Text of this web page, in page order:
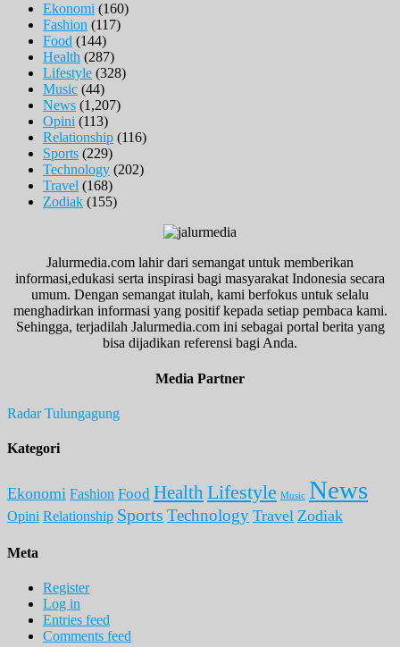
Ekonomi (160)
Fashion (117)
Food (144)
Health (287)
Lifestyle (328)
Music (44)
News (1,207)
Opini (113)
Relationship (116)
Sports (229)
Technology (202)
Travel (168)
Zodiak (155)
Jalurmedia.com lahir dari semangat untuk memberikan
informasi,edukasi serta inspirasi bagi masyarakat Indonesia secara
umum. Dengan semangat itulah, kami berfokus untuk selalu
menghadirkan informasi yang positif kepada setiap pembaca kami.
Sehingga, terjadilah Jalurmedia.com ini sebagai portal berita yang
bisa dijadikan referensi bagi Anda.
Media Partner
Radar Tulungagung
Kategori
Ekonomi Fashion Food Health Lifestyle Music News
Opini Relationship Sports Technology Travel Zodiak
Meta
Register
Log in
Entries feed
Comments feed